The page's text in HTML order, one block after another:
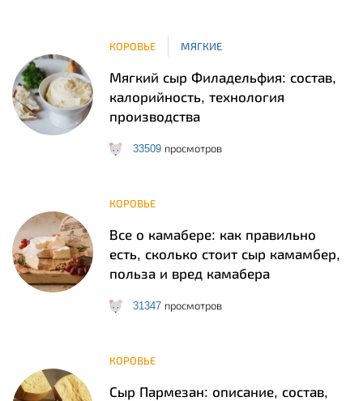
КОРОВЬЕ МЯГКИЕ
Мягкий сыр Филадельфия: состав,
калорийность, технология
производства
33509 просмотров
КОРОВЬЕ
Все о камабере: как правильно
есть, сколько стоит сыр камамбер,
польза и вред камабера
31347 просмотров
КОРОВЬЕ
Сыр Пармезан: описание, состав,